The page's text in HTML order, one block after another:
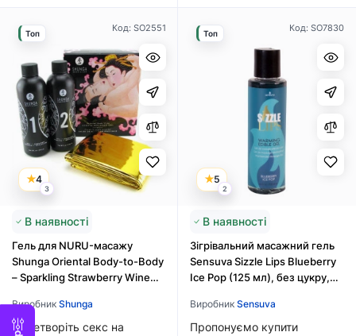
Код: SO2551
4
3
Топ
В наявності
Гель для NURU-масажу
Shunga Oriental Body-to-Body
– Sparkling Strawberry Wine
Виробник Shunga
Перетворіть секс на
Код: SO7830
5
2
Топ
В наявності
Зігрівальний масажний гель
Sensuva Sizzle Lips Blueberry
Ice Pop (125 мл), без цукру,
Виробник Sensuva
Пропонуємо купити